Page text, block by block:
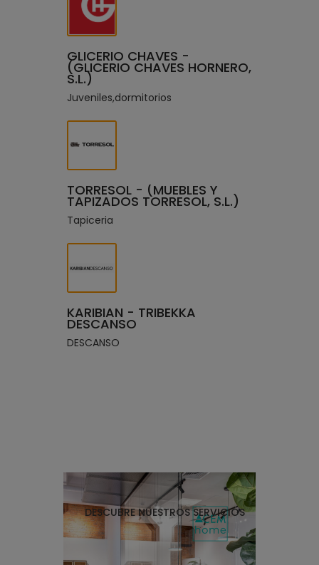
GLICERIO CHAVES -
(GLICERIO CHAVES HORNERO,
S.L.)
Juveniles,dormitorios
TORRESOL - (MUEBLES Y
TAPIZADOS TORRESOL, S.L.)
Tapiceria
KARIBIAN - TRIBEKKA
DESCANSO
DESCANSO
DESCUBRE NUESTROS SERVICIOS